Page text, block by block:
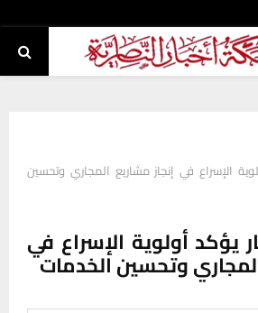
الإسراع في إنجاز مشاريع المجاري وتحسين
أولوية الإسراع في
وتحسين الخدمات